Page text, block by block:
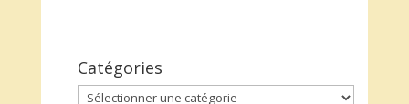
Catégories
Catégories